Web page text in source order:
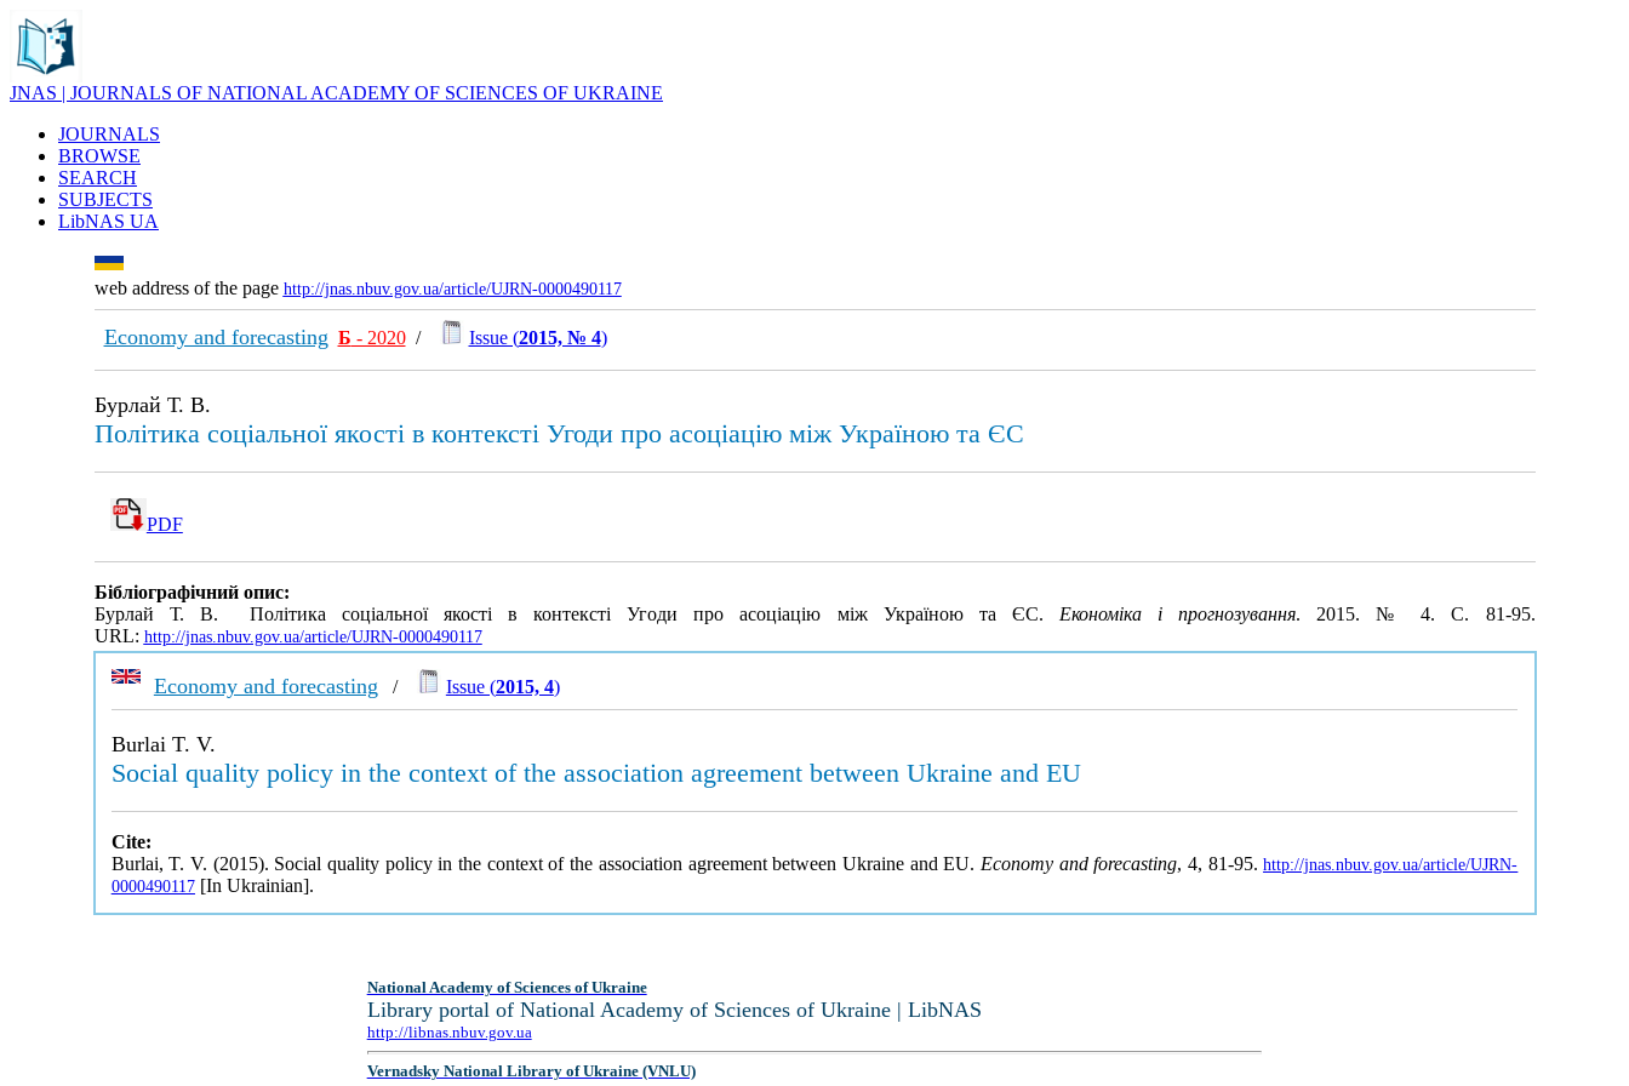
JNAS | JOURNALS OF NATIONAL ACADEMY OF SCIENCES OF UKRAINE
JOURNALS
BROWSE
SEARCH
SUBJECTS
LibNAS UA
web address of the page http://jnas.nbuv.gov.ua/article/UJRN-0000490117
Economy and forecasting Б - 2020/ Issue (2015, № 4)
Бурлай Т. В.
Політика соціальної якості в контексті Угоди про асоціацію між Україною та ЄС
PDF
Бібліографічний опис:
Бурлай Т. В. Політика соціальної якості в контексті Угоди про асоціацію між Україною та ЄС. Економіка і прогнозування. 2015. № 4. С. 81-95.
URL: http://jnas.nbuv.gov.ua/article/UJRN-0000490117
Economy and forecasting / Issue (2015, 4)
Burlai T. V.
Social quality policy in the context of the association agreement between Ukraine and EU
Cite:
Burlai, T. V. (2015). Social quality policy in the context of the association agreement between Ukraine and EU. Economy and forecasting, 4, 81-95.http://jnas.nbuv.gov.ua/article/UJRN-
0000490117[In Ukrainian].
National Academy of Sciences of Ukraine
Library portal of National Academy of Sciences of Ukraine | LibNAS
http://libnas.nbuv.gov.ua
Vernadsky National Library of Ukraine (VNLU)